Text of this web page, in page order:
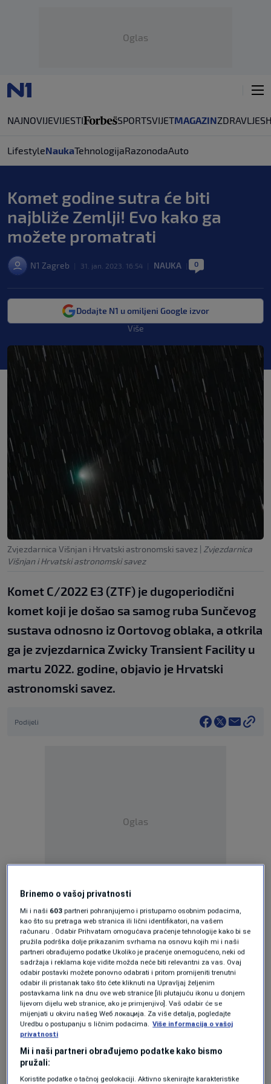
Oglas
NAJNOVIJEVIJESTI SPORTSVIJETMAGAZINZDRAVLJE
LifestyleNaukaTehnologijaRazonodaAuto
Komet godine sutra će biti
najbliže Zemlji! Evo kako ga
možete promatrati
N1 Zagreb 31. jan. 2023. 16:54 NAUKA 0
Dodajte N1 u omiljeni Google izvor
Više
Zvjezdarnica Višnjan i Hrvatski astronomski savez | Zvjezdarnica
Višnjan i Hrvatski astronomski savez
Komet C/2022 E3 (ZTF) je dugoperiodični
komet koji je došao sa samog ruba Sunčevog
sustava odnosno iz Oortovog oblaka, a otkrila
ga je zvjezdarnica Zwicky Transient Facility u
martu 2022. godine, objavio je Hrvatski
astronomski savez.
Podijeli
Oglas
Komet je izrazito zelene boje radi njegova
kemijskog sastava i interakcije sa sunčevom
svjetlosti. Biti će najbliži Zemlji 1. veljače na
nekih 42 milijuna kilometara, a već je proteklih
dana bio zamjetljiv golim okom iz mjesta sa
kvalitetnim tamnim nebom bez svjetlosnog
onečišćenja. Može ga se vidjeti i iz urbanih
zona koristeći manji dvogled, a kroz dvogled,
opažač će ga moći zamijetiti kao blijedu mutnu
Brinemo o vašoj privatnosti
Mi i naši 603 partneri pohranjujemo i pristupamo osobnim podacima,
kao što su pretraga web stranica ili lični identifikatori, na vašem
računaru . Odabir Prihvatam omogućava praćenje tehnologije kako bi se
pružila podrška dolje prikazanim svrhama na osnovu kojih mi i naši
partneri obrađujemo podatke Ukoliko je praćenje onemogućeno, neki od
sadržaja i reklama koje vidite možda neće biti relevantni za vas. Ovaj
odabir postavki možete ponovno odabrati i pritom promijeniti trenutni
odabir ili pristanak tako što ćete kliknuti na Upravljaj željenim
postavkama link na dnu ove web stranice [ili plutajuću ikonu u donjem
lijevom dijelu web stranice, ako je primjenjivo]. Vaš odabir će se
mijenjati u okviru našeg Wеб локација. Za više detalja, pogledajte
Uredbu o postupanju s ličnim podacima. Više informacija o vašoj
privatnosti
Mi i naši partneri obrađujemo podatke kako bismo
pružali:
Koristite podatke o tačnoj geolokaciji. Aktivno skenirajte karakteristike